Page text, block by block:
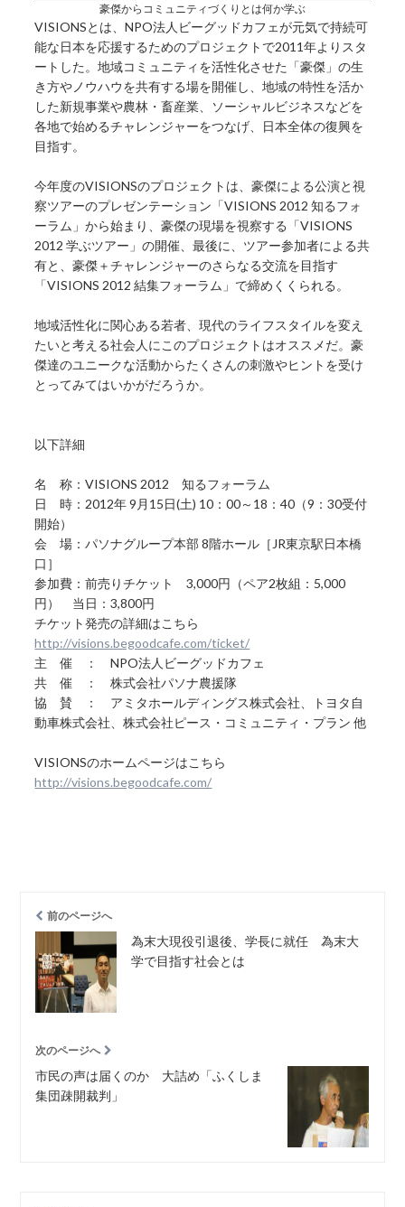
豪傑からコミュニティづくりとは何か学ぶ
VISIONSとは、NPO法人ビーグッドカフェが元気で持続可
能な日本を応援するためのプロジェクトで2011年よりスタ
ートした。地域コミュニティを活性化させた「豪傑」の生
き方やノウハウを共有する場を開催し、地域の特性を活か
した新規事業や農林・畜産業、ソーシャルビジネスなどを
各地で始めるチャレンジャーをつなげ、日本全体の復興を
目指す。
今年度のVISIONSのプロジェクトは、豪傑による公演と視
察ツアーのプレゼンテーション「VISIONS 2012 知るフォ
ーラム」から始まり、豪傑の現場を視察する「VISIONS
2012 学ぶツアー」の開催、最後に、ツアー参加者による共
有と、豪傑＋チャレンジャーのさらなる交流を目指す
「VISIONS 2012 結集フォーラム」で締めくくられる。
地域活性化に関心ある若者、現代のライフスタイルを変え
たいと考える社会人にこのプロジェクトはオススメだ。豪
傑達のユニークな活動からたくさんの刺激やヒントを受け
とってみてはいかがだろうか。
以下詳細
名 称：VISIONS 2012 知るフォーラム
日 時：2012年 9月15日(土) 10：00～18：40（9：30受付
開始）
会 場：パソナグループ本部 8階ホール［JR東京駅日本橋
口］
参加費：前売りチケット 3,000円（ペア2枚組：5,000
円） 当日：3,800円
チケット発売の詳細はこちら
http://visions.begoodcafe.com/ticket/
主 催 ： NPO法人ビーグッドカフェ
共 催 ： 株式会社パソナ農援隊
協 賛 ： アミタホールディングス株式会社、トヨタ自
動車株式会社、株式会社ピース・コミュニティ・プラン 他
VISIONSのホームページはこちら
http://visions.begoodcafe.com/
前のページへ
為末大現役引退後、学長に就任 為末大
学で目指す社会とは
次のページへ
市民の声は届くのか 大詰め「ふくしま
集団疎開裁判」